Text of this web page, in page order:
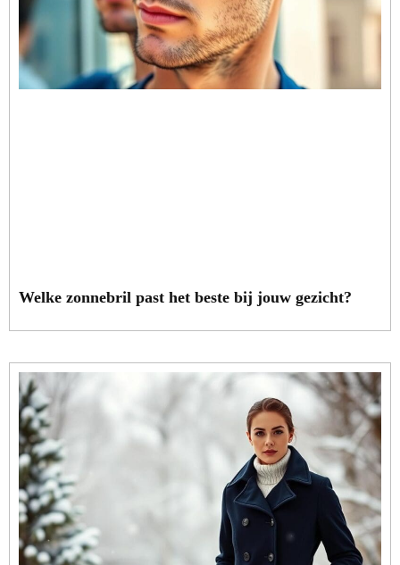
Welke zonnebril past het beste bij jouw gezicht?